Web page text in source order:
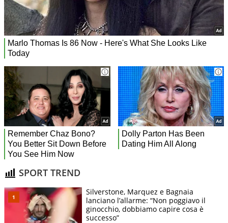
SPORT TREND
Silverstone, Marquez e Bagnaia
lanciano l’allarme: “Non poggiavo il
ginocchio, dobbiamo capire cosa è
successo”